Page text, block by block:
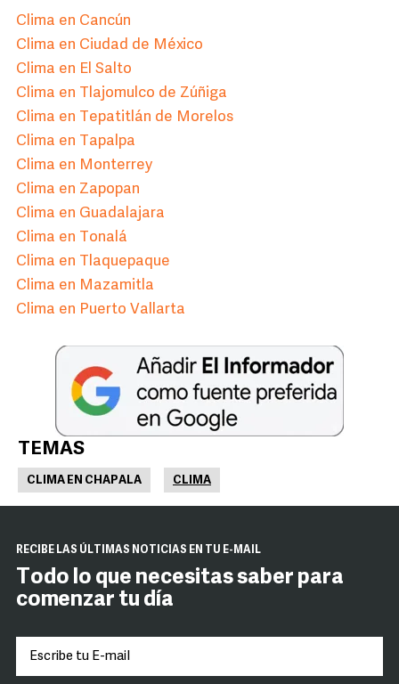
Clima en Cancún
Clima en Ciudad de México
Clima en El Salto
Clima en Tlajomulco de Zúñiga
Clima en Tepatitlán de Morelos
Clima en Tapalpa
Clima en Monterrey
Clima en Zapopan
Clima en Guadalajara
Clima en Tonalá
Clima en Tlaquepaque
Clima en Mazamitla
Clima en Puerto Vallarta
TEMAS
CLIMA EN CHAPALA CLIMA
RECIBE LAS ÚLTIMAS NOTICIAS EN TU E-MAIL
Todo lo que necesitas saber para
comenzar tu día